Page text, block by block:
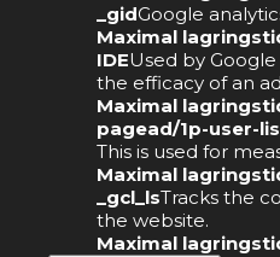
_gidGoogle
Maximal
IDEUsed by
the efficacy of an
Maximal
pagead/1p-user-
This is used for
Maximal
_gcl_lsTracks the
the website.
Maximal